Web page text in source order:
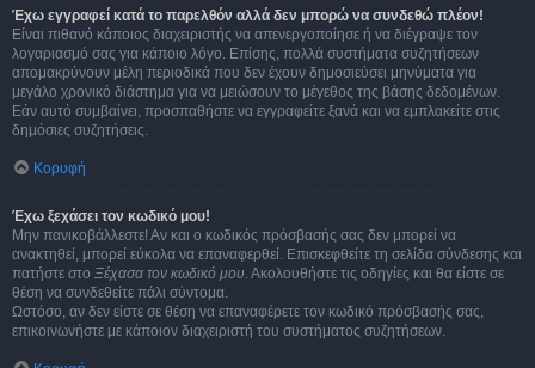
Έχω εγγραφεί κατά το παρελθόν αλλά δεν μπορώ να συνδεθώ πλέον!
Είναι πιθανό κάποιος διαχειριστής να απενεργοποίησε ή να διέγραψε τον
λογαριασμό σας για κάποιο λόγο. Επίσης, πολλά συστήματα συζητήσεων
απομακρύνουν μέλη περιοδικά που δεν έχουν δημοσιεύσει μηνύματα για
μεγάλο χρονικό διάστημα για να μειώσουν το μέγεθος της βάσης δεδομένων.
Εάν αυτό συμβαίνει, προσπαθήστε να εγγραφείτε ξανά και να εμπλακείτε στις
δημόσιες συζητήσεις.
Κορυφή
Έχω ξεχάσει τον κωδικό μου!
Μην πανικοβάλλεστε! Αν και ο κωδικός πρόσβασής σας δεν μπορεί να
ανακτηθεί, μπορεί εύκολα να επαναφερθεί. Επισκεφθείτε τη σελίδα σύνδεσης και
πατήστε στο Ξέχασα τον κωδικό μου. Ακολουθήστε τις οδηγίες και θα είστε σε
θέση να συνδεθείτε πάλι σύντομα.
Ωστόσο, αν δεν είστε σε θέση να επαναφέρετε τον κωδικό πρόσβασής σας,
επικοινωνήστε με κάποιον διαχειριστή του συστήματος συζητήσεων.